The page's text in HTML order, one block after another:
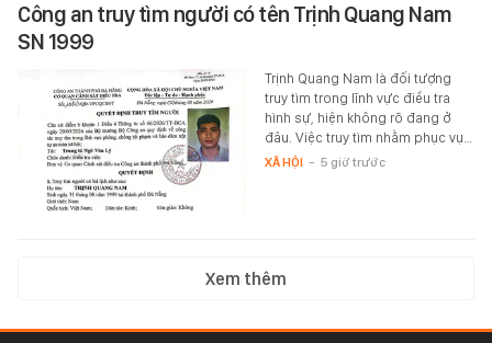
Công an truy tìm người có tên Trịnh Quang Nam
SN 1999
Trịnh Quang Nam là đối tượng
truy tìm trong lĩnh vực điều tra
hình sự, hiện không rõ đang ở
đâu. Việc truy tìm nhằm phục vụ…
XÃ HỘI - 5 giờ trước
Xem thêm